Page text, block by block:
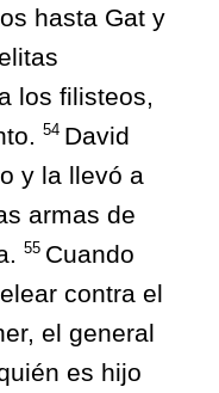
hasta Gat y
los filisteos,
54 David
y la llevó a
armas de
55 Cuando
contra el
el general
es hijo